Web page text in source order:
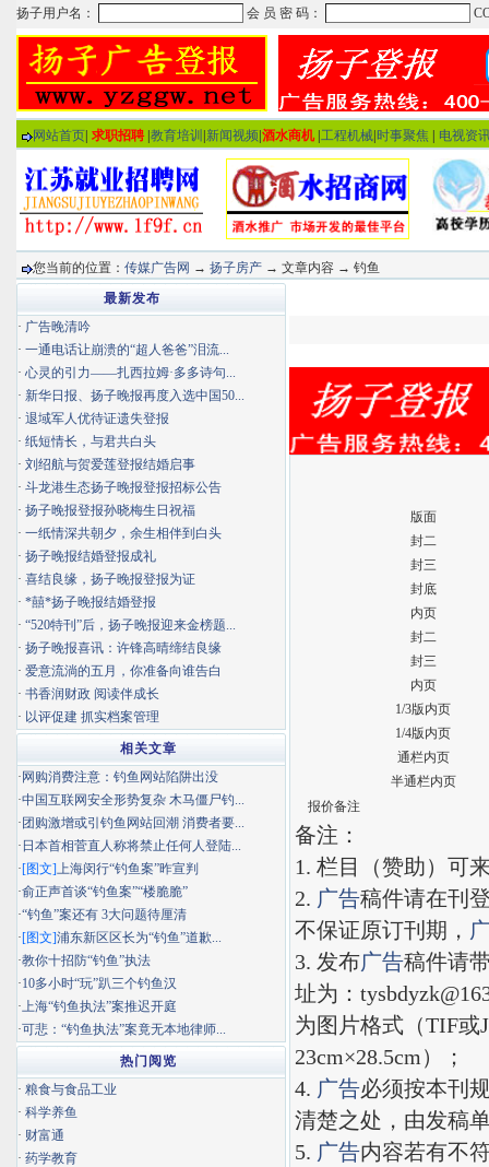
网站首页 求职招聘 教育培训 新闻视频 酒水商机 工程机械 时事聚焦 电视资
您当前的位置： 传媒广告网 → 扬子房产 → 文章内容 → 钓鱼
版面
封二
封三
封底
内页
封二
封三
内页
1/3版内页
1/4版内页
通栏内页
半通栏内页
报价备注
备注：
1. 栏目（赞助）可
2. 广告稿件请在刊
不保证原订刊期，
3. 发布广告稿件请
址为：
为图片格式（TIF或
23cm×28.5cm ）；
4. 广告必须按本刊
清楚之处，由发稿
5. 广告内容若有不
最新发布
· 广告晚清吟
· 一通电话让崩溃的“超人爸爸”泪流...
· 心灵的引力——扎西拉姆·多多诗句...
· 新华日报、扬子晚报再度入选中国50...
· 退域军人优待证遗失登报
· 纸短情长，与君共白头
· 刘绍航与贺爱莲登报结婚启事
· 斗龙港生态扬子晚报登报招标公告
· 扬子晚报登报孙晓梅生日祝福
· 一纸情深共朝夕，余生相伴到白头
· 扬子晚报结婚登报成礼
· 喜结良缘，扬子晚报登报为证
· *囍*扬子晚报结婚登报
· “520特刊”后，扬子晚报迎来金榜题...
· 扬子晚报喜讯：许锋高晴缔结良缘
· 爱意流淌的五月，你准备向谁告白
· 书香润财政 阅读伴成长
· 以评促建 抓实档案管理
相关文章
· 网购消费注意：钓鱼网站陷阱出没
·中国互联网安全形势复杂 木马僵尸钓...
· 团购激增或引钓鱼网站回潮 消费者要...
· 日本首相菅直人称将禁止任何人登陆...
·[图文]上海闵行“钓鱼案”昨宣判
·俞正声首谈“钓鱼案”“楼脆脆”
·“钓鱼”案还有 3大问题待厘清
·[图文]浦东新区区长为“钓鱼”道歉...
·教你十招防“钓鱼”执法
·10多小时“玩”趴三个钓鱼汉
·上海“钓鱼执法”案推迟开庭
·可悲：“钓鱼执法”案竟无本地律师...
热门阅览
· 粮食与食品工业
· 科学养鱼
· 财富通
· 药学教育